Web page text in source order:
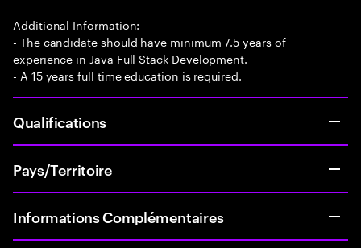
Additional Information:
- The candidate should have minimum 7.5 years of
experience in Java Full Stack Development.
- A 15 years full time education is required.
Qualifications
Pays/Territoire
Informations Complémentaires